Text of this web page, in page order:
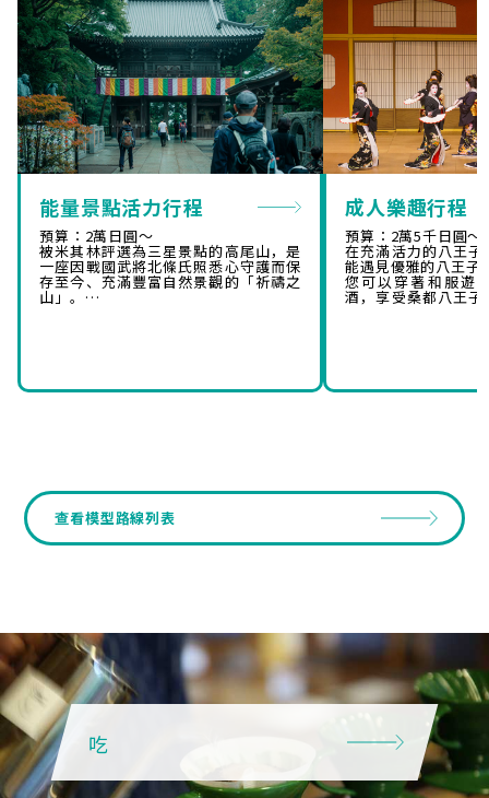
能量景點活力行程
預算：2萬日圓～
被米其林評選為三星景點的高尾山，是
一座因戰國武將北條氏照悉心守護而保
存至今、充滿豐富自然景觀的「祈禱之
山」。
成人樂趣行程
預算：2萬5千日圓～
在充滿活力的八王
能遇見優雅的八王子
您可以穿著和服遊
酒，享受桑都八王
是一個非常適合成人
查看模型路線列表
吃